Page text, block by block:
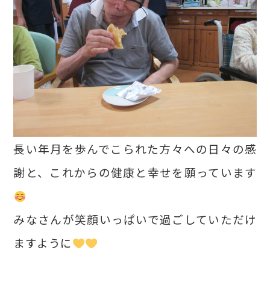
長い年月を歩んでこられた方々への日々の感
謝と、これからの健康と幸せを願っています
みなさんが笑顔いっぱいで過ごしていただけ
ますように